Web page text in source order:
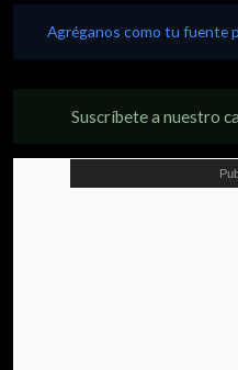
Agréganos como tu fuente
Suscríbete a nuestro